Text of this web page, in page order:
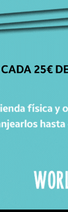
Cachimbas
Cazoletas
Accesorios